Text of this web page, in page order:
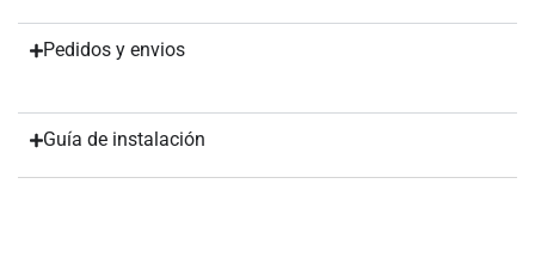
Pedidos y envios
Guía de instalación